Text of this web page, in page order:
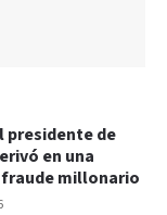
presidente de
en una
millonario